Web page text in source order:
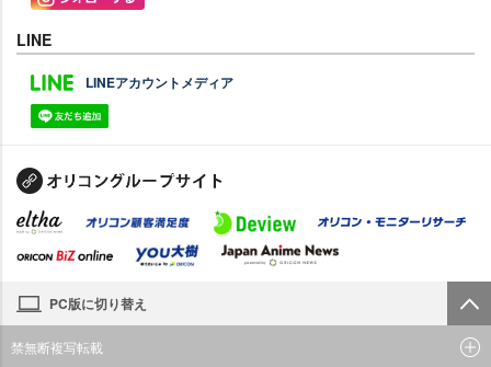
LINE
LINEアカウントメディア
PC版に切り替え
禁無断複写転載